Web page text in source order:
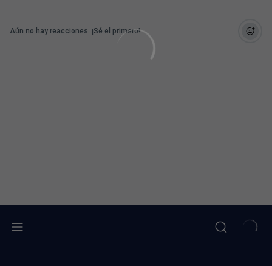
Aún no hay reacciones. ¡Sé el primero!